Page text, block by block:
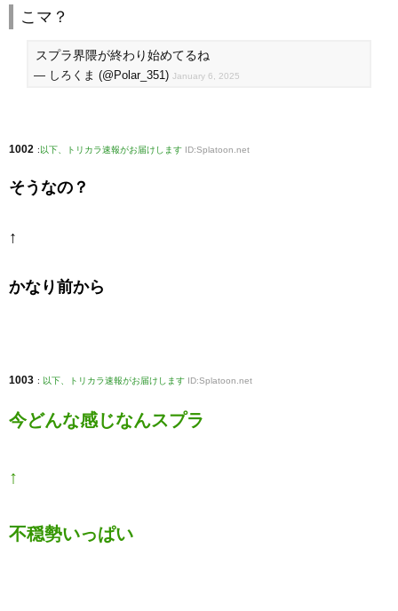
こマ？
スプラ界隈が終わり始めてるね
— しろくま (@Polar_351) January 6, 2025
1002 : 以下、トリカラ速報がお届けします ID:Splatoon.net
そうなの？
↑
かなり前から
1003 : 以下、トリカラ速報がお届けします ID:Splatoon.net
今どんな感じなんスプラ
↑
不穏勢いっぱい